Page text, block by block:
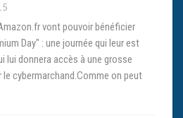
vont pouvoir bénéficier
Day" : une journée qui leur est
lui donnera accès à une grosse
le cybermarchand.Comme on peut